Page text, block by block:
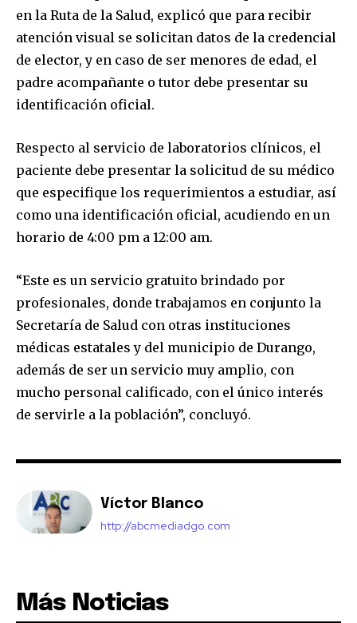
en la Ruta de la Salud, explicó que para recibir
atención visual se solicitan datos de la credencial
de elector, y en caso de ser menores de edad, el
padre acompañante o tutor debe presentar su
identificación oficial.
Respecto al servicio de laboratorios clínicos, el
paciente debe presentar la solicitud de su médico
que especifique los requerimientos a estudiar, así
como una identificación oficial, acudiendo en un
horario de 4:00 pm a 12:00 am.
“Este es un servicio gratuito brindado por
profesionales, donde trabajamos en conjunto la
Secretaría de Salud con otras instituciones
médicas estatales y del municipio de Durango,
además de ser un servicio muy amplio, con
mucho personal calificado, con el único interés
de servirle a la población”, concluyó.
Víctor Blanco
http://abcmediadgo.com
Más Noticias